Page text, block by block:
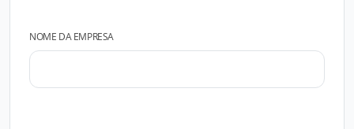
NOME DA EMPRESA